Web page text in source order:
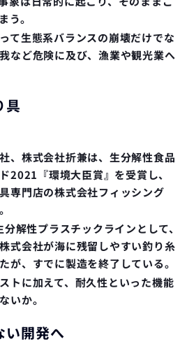
う。
て生態系バランスの崩壊だけでな
など危険に及び、 漁業や観光業へ
具
、株式会社折兼は、 生分解性食品
2021『環境大臣賞』を受賞し、
専門店の株式会社フィッシング
解性プラスチックラインとして、
式会社が海に残留しやすい釣り糸
が、すでに製造を終了している。
トに加えて、 耐久性といった機能
いか。
い開発へ